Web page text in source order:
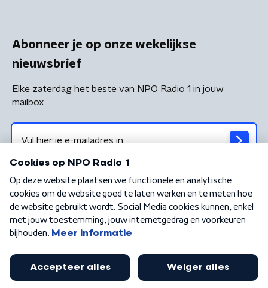
Abonneer je op onze wekelijkse
nieuwsbrief
Elke zaterdag het beste van NPO Radio 1 in jouw
mailbox
Algemene voorwaarden